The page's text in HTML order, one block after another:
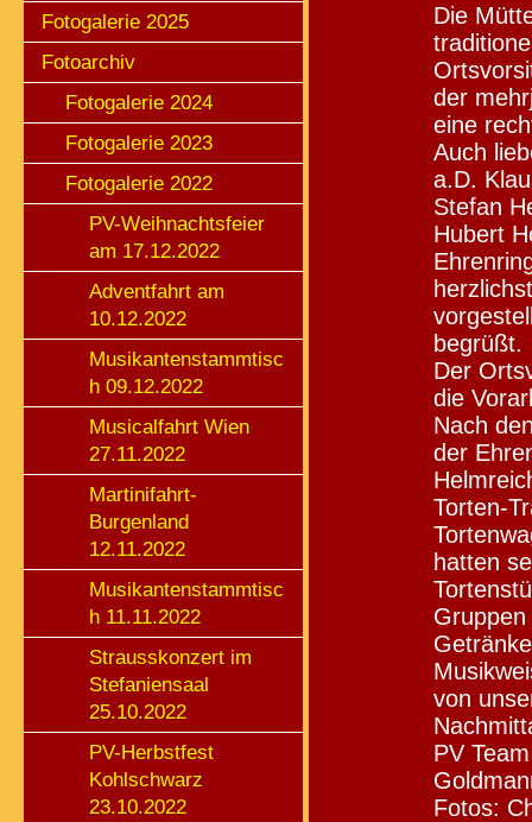
Fotogalerie 2025
Fotoarchiv
Fotogalerie 2024
Fotogalerie 2023
Fotogalerie 2022
PV-Weihnachtsfeier
am 17.12.2022
Adventfahrt am
10.12.2022
Musikantenstammtisc
h 09.12.2022
Musicalfahrt Wien
27.11.2022
Martinifahrt-
Burgenland
12.11.2022
Musikantenstammtisc
h 11.11.2022
Strausskonzert im
Stefaniensaal
25.10.2022
PV-Herbstfest
Kohlschwarz
23.10.2022
Die
der
eine
Auch
a.D.
Stefan
Hubert
begrüßt.
Der
die
Nach
der
Torten-
hatten
von
PV
Fotos: